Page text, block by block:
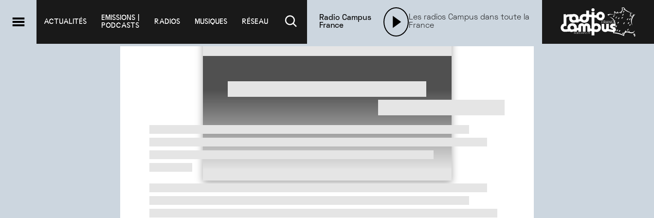
ACTUALITÉS
EMISSIONS |
PODCASTS
RADIOS MUSIQUES RÉSEAU
Radio Campus
France
Les radios Campus dans toute la
France